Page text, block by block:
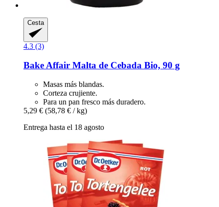
Cesta
4.3 (3)
Bake Affair Malta de Cebada Bio, 90 g
Masas más blandas.
Corteza crujiente.
Para un pan fresco más duradero.
5,29 € (58,78 € / kg)
Entrega hasta el 18 agosto